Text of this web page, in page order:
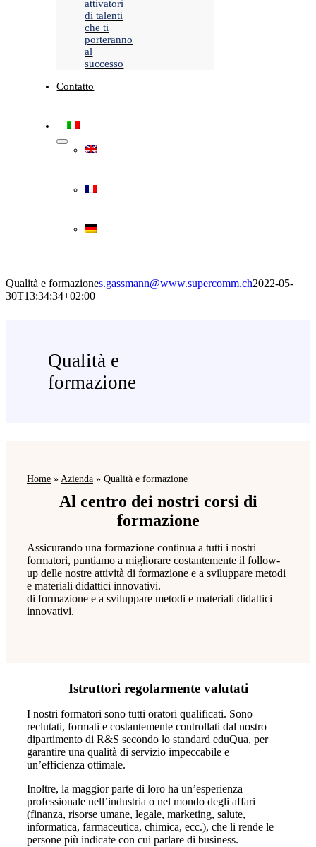
attivatori
di talenti
che ti
porteranno
al
successo
Contatto
Qualità e formaziones.gassmann@www.supercomm.ch2022-05-
30T13:34:34+02:00
Qualità e
formazione
Home» Azienda» Qualità e formazione
Al centro dei nostri corsi di
formazione
Assicurando una formazione continua a tutti i nostri
formatori, puntiamo a migliorare costantemente il follow-
up delle nostre attività di formazione e a sviluppare metodi
e materiali didattici innovativi.
di formazione e a sviluppare metodi e materiali didattici
innovativi.
Istruttori regolarmente valutati
I nostri formatori sono tutti oratori qualificati. Sono
reclutati, formati e costantemente controllati dal nostro
dipartimento di R&S secondo lo standard eduQua, per
garantire una qualità di servizio impeccabile e
un’efficienza ottimale.
Inoltre, la maggior parte di loro ha un’esperienza
professionale nell’industria o nel mondo degli affari
(finanza, risorse umane, legale, marketing, salute,
informatica, farmaceutica, chimica, ecc.), che li rende le
persone più indicate con cui parlare di business.